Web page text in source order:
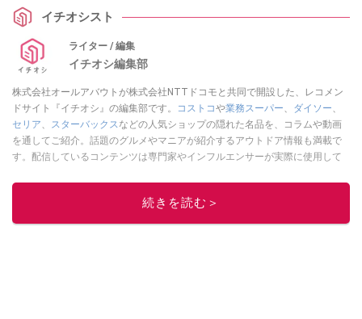
イチオシスト
ライター / 編集
イチオシ編集部
株式会社オールアバウトが株式会社NTTドコモと共同で開設した、レコメン
ドサイト『イチオシ』の編集部です。
コストコや業務スーパー、 ダイソー、
セリア、 スターバックスなどの人気ショップの隠れた名品を、コラムや動画
を通してご紹介。話題のグルメやマニアが紹介するアウトドア情報も満載で
す。配信しているコンテンツは専門家やインフルエンサーが実際に使用して
ニュースでフォロー
続きを読む＞